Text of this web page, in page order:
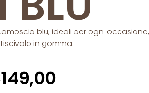
blu, ideali per ogni occasione,
in gomma.
149,00